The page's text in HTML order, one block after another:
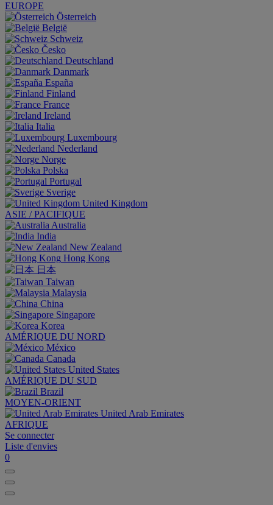
EUROPE
Österreich
België
Schweiz
Česko
Deutschland
Danmark
España
Finland
France
Ireland
Italia
Luxembourg
Nederland
Norge
Polska
Portugal
Sverige
United Kingdom
ASIE / PACIFIQUE
Australia
India
New Zealand
Hong Kong
日本
Taiwan
Malaysia
China
Singapore
Korea
AMÉRIQUE DU NORD
México
Canada
United States
AMÉRIQUE DU SUD
Brazil
MOYEN-ORIENT
United Arab Emirates
AFRIQUE
Se connecter
Liste d'envies
0